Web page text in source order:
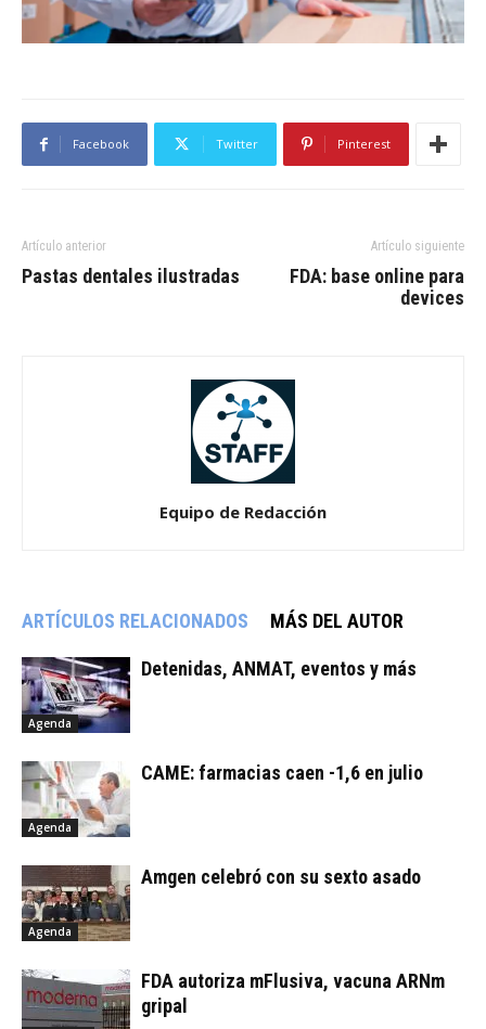
Facebook Twitter Pinterest
Artículo anterior
Pastas dentales ilustradas
Artículo siguiente
FDA: base online para
devices
Equipo de Redacción
ARTÍCULOS RELACIONADOS MÁS DEL AUTOR
Agenda
Detenidas, ANMAT, eventos y más
Agenda
CAME: farmacias caen -1,6 en julio
Agenda
Amgen celebró con su sexto asado
FDA autoriza mFlusiva, vacuna ARNm
gripal